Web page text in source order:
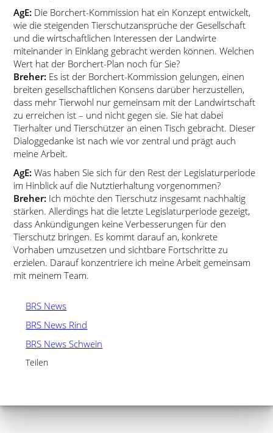
AgE: Die Borchert-Kommission hat ein Konzept entwickelt,
wie die steigenden Tierschutzansprüche der Gesellschaft
und die wirtschaftlichen Interessen der Landwirte
miteinander in Einklang gebracht werden können. Welchen
Wert hat der Borchert-Plan noch für Sie?
Breher: Es ist der Borchert-Kommission gelungen, einen
breiten gesellschaftlichen Konsens darüber herzustellen,
dass mehr Tierwohl nur gemeinsam mit der Landwirtschaft
zu erreichen ist – und nicht gegen sie. Sie hat dabei
Tierhalter und Tierschützer an einen Tisch gebracht. Dieser
Dialoggedanke ist nach wie vor zentral und prägt auch
meine Arbeit.
AgE:Was haben Sie sich für den Rest der Legislaturperiode
im Hinblick auf die Nutztierhaltung vorgenommen?
Breher: Ich möchte den Tierschutz insgesamt nachhaltig
stärken. Allerdings hat die letzte Legislaturperiode gezeigt,
dass Ankündigungen keine Verbesserungen für den
Tierschutz bringen. Es kommt darauf an, konkrete
Vorhaben umzusetzen und sichtbare Fortschritte zu
erzielen. Darauf konzentriere ich meine Arbeit gemeinsam
mit meinem Team.
BRS News
BRS News Rind
BRS News Schwein
Teilen